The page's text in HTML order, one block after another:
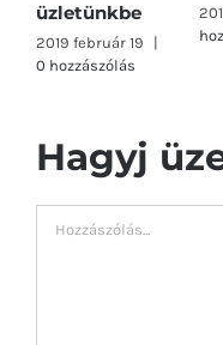
üzletünkbe
2019 február 19
|
0 hozzászólás
Hagyj
Hozzászólás